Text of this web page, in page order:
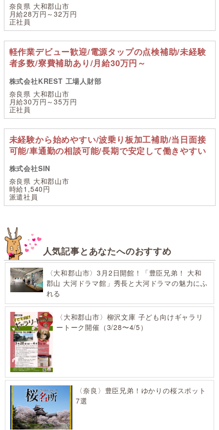
奈良県 大和郡山市
月給28万円～32万円
正社員
軽作業デビュー歓迎/電源タップの点検補助/未経験
者多数/寮費補助あり/月給30万円～
株式会社KREST 工場人財部
奈良県 大和郡山市
月給30万円～35万円
正社員
未経験から始めやすい/波乗り板加工補助/当日面接
可能/車通勤の相談可能/長期で安定して働きやすい
株式会社SIN
奈良県 大和郡山市
時給1,540円
派遣社員
人気記事とあなたへのおすすめ
〈大和郡山市〉3月2日開館！「豊臣兄弟！ 大和
郡山 大河ドラマ館」秀長と大河ドラマの魅力にふ
れる
〈大和郡山市〉柳沢文庫 子ども向けギャラリ
ートーク開催（3/28〜4/5）
〈奈良〉豊臣兄弟！ゆかりの桜スポット
7選